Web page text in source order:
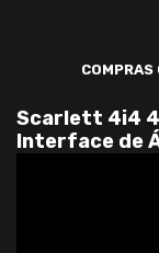
COMPRAS
Scarlett 4i4
Interface de